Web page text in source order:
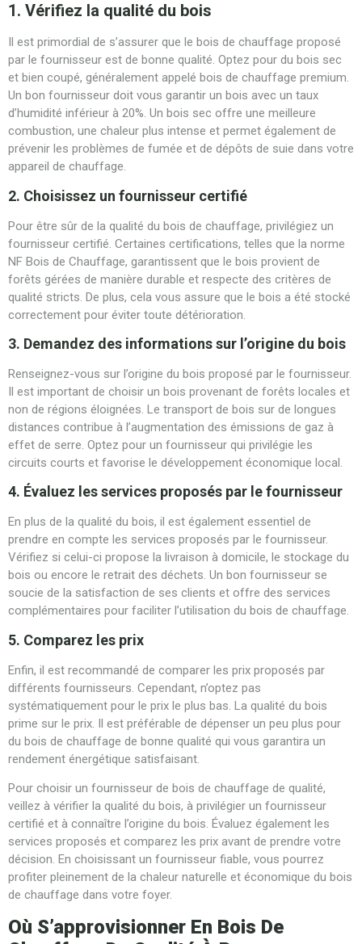
1. Vérifiez la qualité du bois
Il est primordial de s’assurer que le bois de chauffage proposé
par le fournisseur est de bonne qualité. Optez pour du bois sec
et bien coupé, généralement appelé bois de chauffage premium.
Un bon fournisseur doit vous garantir un bois avec un taux
d’humidité inférieur à 20%. Un bois sec offre une meilleure
combustion, une chaleur plus intense et permet également de
prévenir les problèmes de fumée et de dépôts de suie dans votre
appareil de chauffage.
2. Choisissez un fournisseur certifié
Pour être sûr de la qualité du bois de chauffage, privilégiez un
fournisseur certifié. Certaines certifications, telles que la norme
NF Bois de Chauffage, garantissent que le bois provient de
forêts gérées de manière durable et respecte des critères de
qualité stricts. De plus, cela vous assure que le bois a été stocké
correctement pour éviter toute détérioration.
3. Demandez des informations sur l’origine du bois
Renseignez-vous sur l’origine du bois proposé par le fournisseur.
Il est important de choisir un bois provenant de forêts locales et
non de régions éloignées. Le transport de bois sur de longues
distances contribue à l’augmentation des émissions de gaz à
effet de serre. Optez pour un fournisseur qui privilégie les
circuits courts et favorise le développement économique local.
4. Évaluez les services proposés par le fournisseur
En plus de la qualité du bois, il est également essentiel de
prendre en compte les services proposés par le fournisseur.
Vérifiez si celui-ci propose la livraison à domicile, le stockage du
bois ou encore le retrait des déchets. Un bon fournisseur se
soucie de la satisfaction de ses clients et offre des services
complémentaires pour faciliter l’utilisation du bois de chauffage.
5. Comparez les prix
Enfin, il est recommandé de comparer les prix proposés par
différents fournisseurs. Cependant, n’optez pas
systématiquement pour le prix le plus bas. La qualité du bois
prime sur le prix. Il est préférable de dépenser un peu plus pour
du bois de chauffage de bonne qualité qui vous garantira un
rendement énergétique satisfaisant.
Pour choisir un fournisseur de bois de chauffage de qualité,
veillez à vérifier la qualité du bois, à privilégier un fournisseur
certifié et à connaître l’origine du bois. Évaluez également les
services proposés et comparez les prix avant de prendre votre
décision. En choisissant un fournisseur fiable, vous pourrez
profiter pleinement de la chaleur naturelle et économique du bois
de chauffage dans votre foyer.
Où S’approvisionner En Bois De